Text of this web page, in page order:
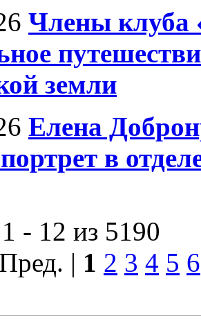
Члены клуба
земли
Елена
в
- 12 из 5190
| 1 2 3 4 5 6